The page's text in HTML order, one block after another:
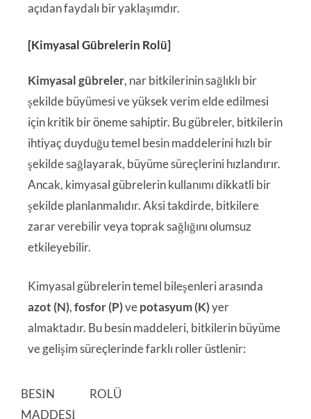
açıdan faydalı bir yaklaşımdır.
[Kimyasal Gübrelerin Rolü]
Kimyasal gübreler, nar bitkilerinin sağlıklı bir
şekilde büyümesi ve yüksek verim elde edilmesi
için kritik bir öneme sahiptir. Bu gübreler, bitkilerin
ihtiyaç duyduğu temel besin maddelerini hızlı bir
şekilde sağlayarak, büyüme süreçlerini hızlandırır.
Ancak, kimyasal gübrelerin kullanımı dikkatli bir
şekilde planlanmalıdır. Aksi takdirde, bitkilere
zarar verebilir veya toprak sağlığını olumsuz
etkileyebilir.
Kimyasal gübrelerin temel bileşenleri arasında
azot (N),fosfor (P)vepotasyum (K)yer
almaktadır. Bu besin maddeleri, bitkilerin büyüme
ve gelişim süreçlerinde farklı roller üstlenir:
BESIN
MADDESI
ROLÜ